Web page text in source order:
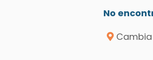
No
Cambia